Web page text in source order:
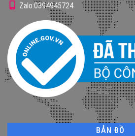
Zalo:0394945724
BẢN ĐỒ